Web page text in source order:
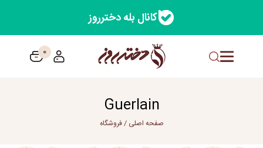
کانال بله دخترروز
0
Guerlain
صفحه اصلی /فروشگاه